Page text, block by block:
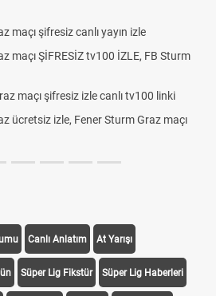
Altın Yükselecek mi, Yükselir mi? Altın
Beklentiler
Rövanşı Saat Kaçta, Hangi Kanalda?
Off Tarihi Belli Oldu
Canlı Anlatım At Yarışı